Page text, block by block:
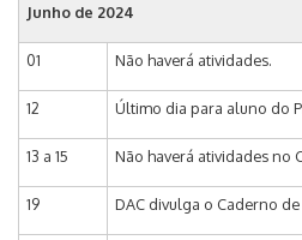
Junho de 2024
01 Não haverá atividades.
12 Último dia para aluno do
13 a 15 Não haverá atividades no
19 DAC divulga o Caderno